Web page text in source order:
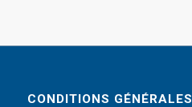
CONDITIONS GÉNÉRALES